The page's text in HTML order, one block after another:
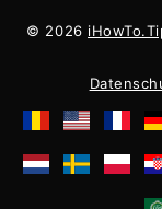
© 2026